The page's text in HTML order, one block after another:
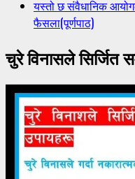
यस्तो छ संवैधानिक
फैसला(पूर्णपाठ)
चुरे विनासले सिर्जित